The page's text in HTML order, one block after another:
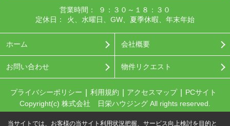
営業時間：
９：３０～１８：３０
定休日：
火、水曜日、GW、夏季休暇、年末年始
ホーム 会社概要
お問い合わせ 物件リクエスト
プライバシーポリシー 利用規約 アクセスマップ
PCサイト
Copyright(c) 株式会社 日栄ハウジング All rights reserved.
当サイトでは、お客様の当サイト利用状況把握、サービス向上検討を目的と